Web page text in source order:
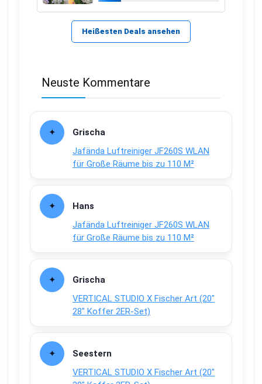
Heißesten Deals ansehen
Neuste Kommentare
Grischa
Jafända Luftreiniger JF260S WLAN
für Große Räume bis zu 110 M²
Hans
Jafända Luftreiniger JF260S WLAN
für Große Räume bis zu 110 M²
Grischa
VERTICAL STUDIO X Fischer Art (20″
28″ Koffer 2ER-Set)
Seestern
VERTICAL STUDIO X Fischer Art (20″